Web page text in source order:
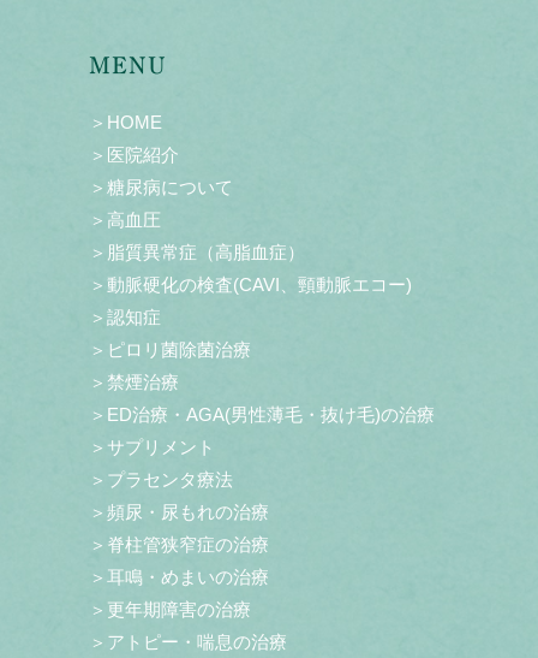
MENU
＞HOME
＞医院紹介
＞糖尿病について
＞高血圧
＞脂質異常症（高脂血症）
＞動脈硬化の検査(CAVI、頸動脈エコー)
＞認知症
＞ピロリ菌除菌治療
＞禁煙治療
＞ED治療・AGA(男性薄毛・抜け毛)の治療
＞サプリメント
＞プラセンタ療法
＞頻尿・尿もれの治療
＞脊柱管狭窄症の治療
＞耳鳴・めまいの治療
＞更年期障害の治療
＞アトピー・喘息の治療